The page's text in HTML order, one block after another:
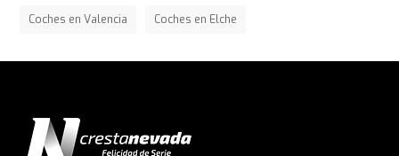
Coches en Valencia Coches en Elche